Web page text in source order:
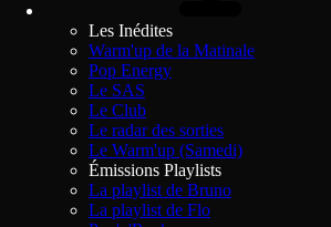
Les Inédites
Warm'up de la Matinale
Pop Energy
Le SAS
Le Club
Le radar des sorties
Le Warm'up (Samedi)
Émissions Playlists
La playlist de Bruno
La playlist de Flo